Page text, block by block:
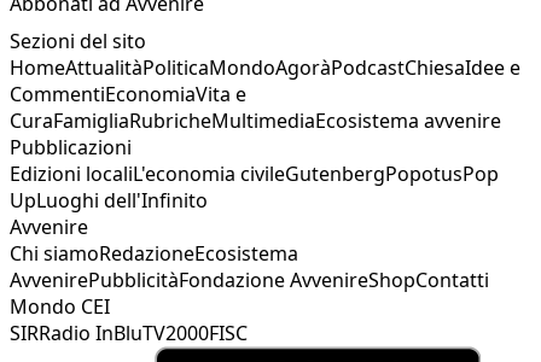
Sezioni del sito
HomeAttualitàPoliticaMondoAgoràPodcastChiesaIdee e
CommentiEconomiaVita e
CuraFamigliaRubricheMultimediaEcosistema avvenire
Pubblicazioni
Edizioni localiL'economia civileGutenbergPopotusPop
UpLuoghi dell'Infinito
Avvenire
Chi siamoRedazioneEcosistema
AvvenirePubblicitàFondazione AvvenireShopContatti
Mondo CEI
SIRRadio InBluTV2000FISC